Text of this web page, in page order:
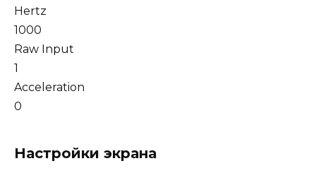
Hertz
1000
Raw Input
1
Acceleration
0
Настройки экрана